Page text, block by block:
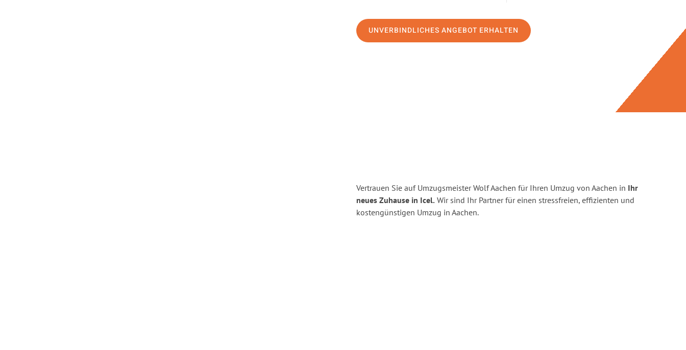
UNVERBINDLICHES ANGEBOT ERHALTEN
Vertrauen Sie auf Umzugsmeister Wolf Aachen für Ihren Umzug von Aachen in Ihr
neues Zuhause in Icel. Wir sind Ihr Partner für einen stressfreien, effizienten und
kostengünstigen Umzug in Aachen.